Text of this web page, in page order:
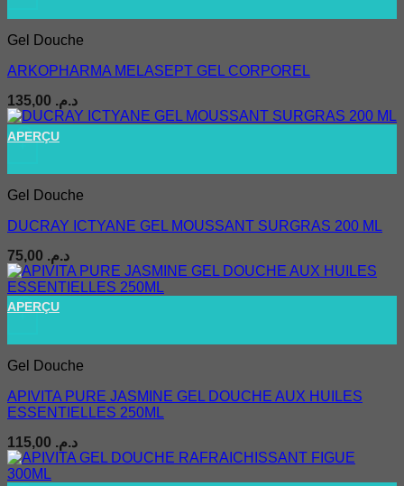
Gel Douche
ARKOPHARMA MELASEPT GEL CORPOREL
د.م.
+
APERÇU
Gel Douche
DUCRAY ICTYANE GEL MOUSSANT SURGRAS 200 ML
د.م.
+
APERÇU
Gel Douche
APIVITA PURE JASMINE GEL DOUCHE AUX HUILES
ESSENTIELLES 250ML
د.م.